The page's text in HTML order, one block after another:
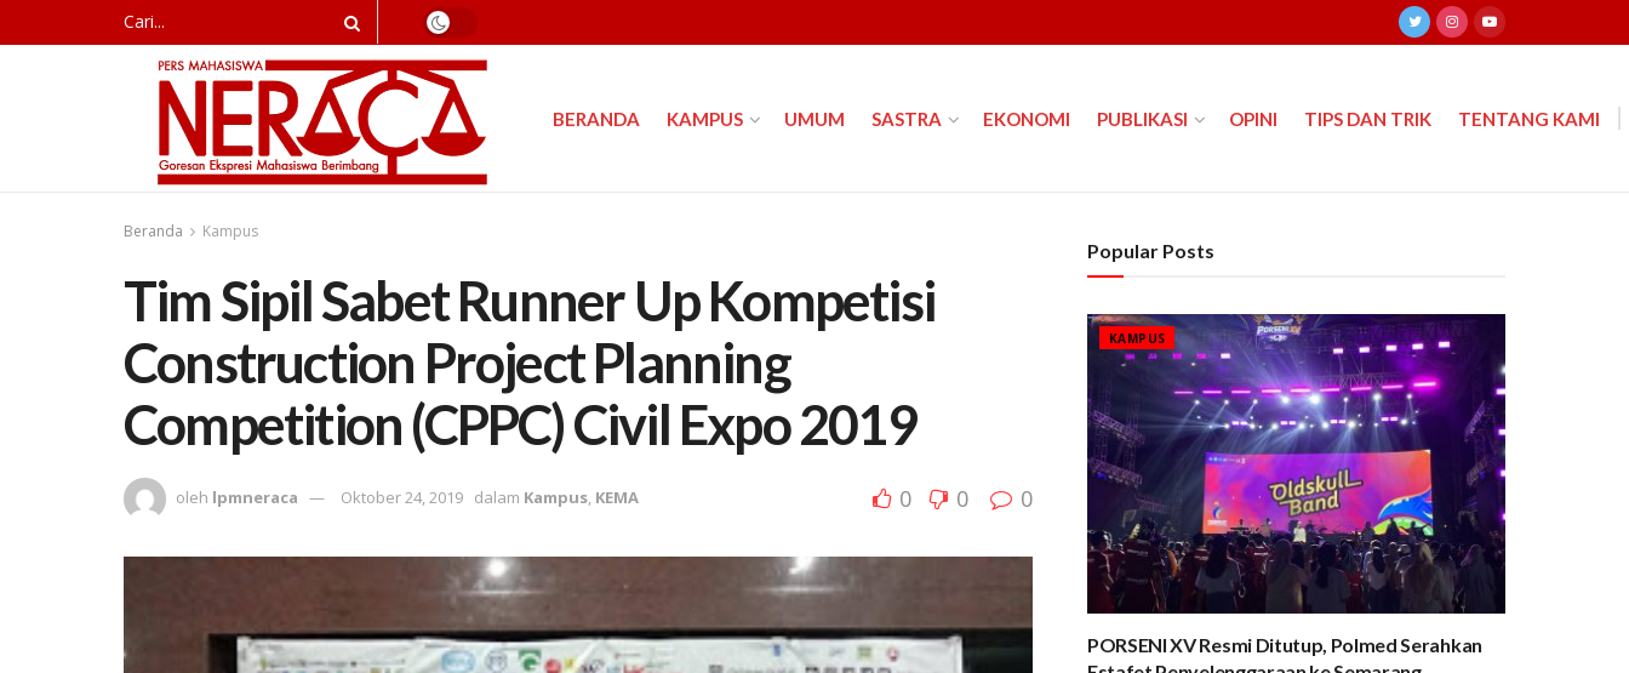
BERANDA KAMPUS UMUM SASTRA EKONOMI PUBLIKASI OPINI TIPS DAN TRIK TENTANG KAMI
Beranda Kampus
Tim Sipil Sabet Runner Up Kompetisi
Construction Project Planning
Competition (CPPC) Civil Expo 2019
oleh lpmneraca Oktober 24, 2019 dalam Kampus, KEMA 0 0 0
Popular Posts
KAMPUS
PORSENI XV Resmi Ditutup, Polmed Serahkan